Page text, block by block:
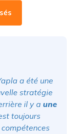
a été une
stratégie
il y a une
toujours